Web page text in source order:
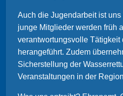
Auch die Jugendarbeit ist
junge Mitglieder werden früh
verantwortungsvolle Tätigkeit
herangeführt. Zudem
Sicherstellung der
Veranstaltungen in der